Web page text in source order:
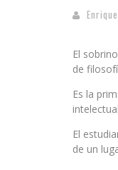
El
de
Es la
El
de un